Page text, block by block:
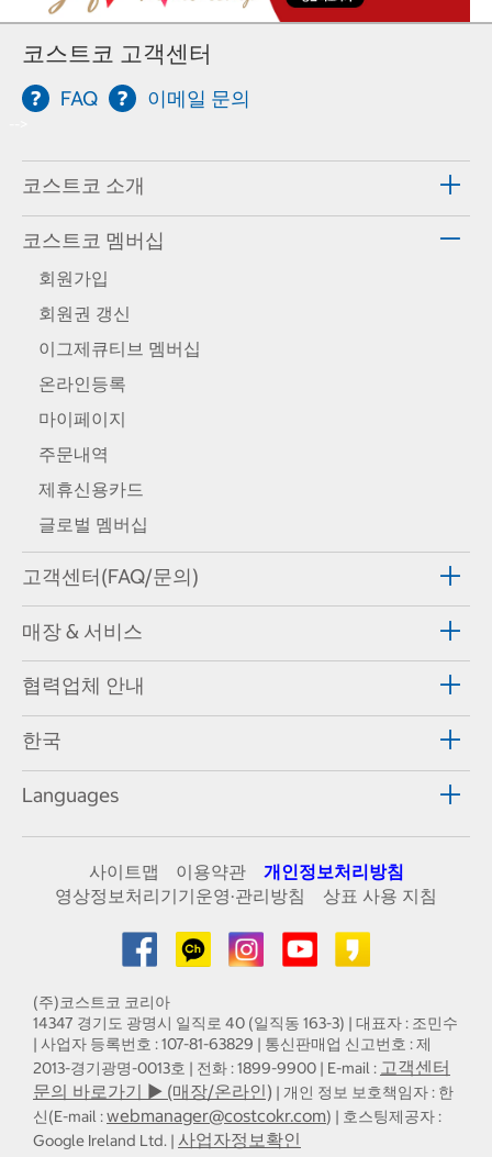
코스트코 고객센터
FAQ 이메일 문의
코스트코 소개
코스트코 멤버십
회원가입
회원권 갱신
이그제큐티브 멤버십
온라인등록
마이페이지
주문내역
제휴신용카드
글로벌 멤버십
고객센터(FAQ/문의)
매장 & 서비스
협력업체 안내
한국
Languages
사이트맵 이용약관
개인정보처리방침
영상정보처리기기운영·관리방침
상표 사용 지침
(주)코스트코 코리아
14347 경기도 광명시 일직로 40 (일직동 163-3) | 대표자 : 조민수
| 사업자 등록번호 : 107-81-63829 | 통신판매업 신고번호 : 제
2013-경기광명-0013호 | 전화 : 1899-9900 | E-mail : 고객센터
문의 바로가기 ▶ (매장/온라인) | 개인 정보 보호책임자 : 한
신(E-mail :webmanager@costcokr.com) | 호스팅제공자 :
Google Ireland Ltd. | 사업자정보확인